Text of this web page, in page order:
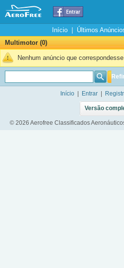
Início| Últimos
Multimotor (0)
Nenhum anúncio que
Início Entrar
Versão
© 2026 Aerofree Classificados